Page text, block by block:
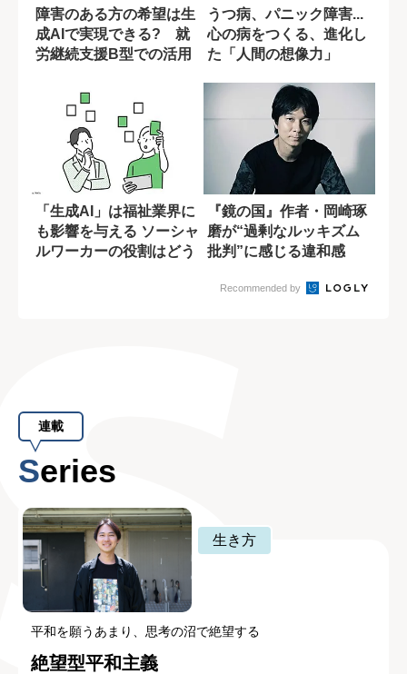
障害のある方の希望は生
成AIで実現できる? 就
労継続支援B型での活用
うつ病、パニック障害...
心の病をつくる、進化し
た「人間の想像力」
「生成AI」は福祉業界に
も影響を与える ソーシャ
ルワーカーの役割はどう
『鏡の国』作者・岡崎琢
磨が“過剰なルッキズム
批判”に感じる違和感
Recommended by
連載
Series
生き方
平和を願うあまり、思考の沼で絶望する
絶望型平和主義